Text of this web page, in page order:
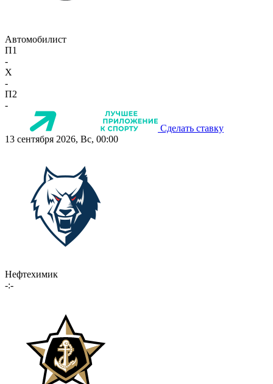
Автомобилист
П1
-
X
-
П2
-
Сделать ставку
13 сентября 2026, Вс, 00:00
Нефтехимик
-:-